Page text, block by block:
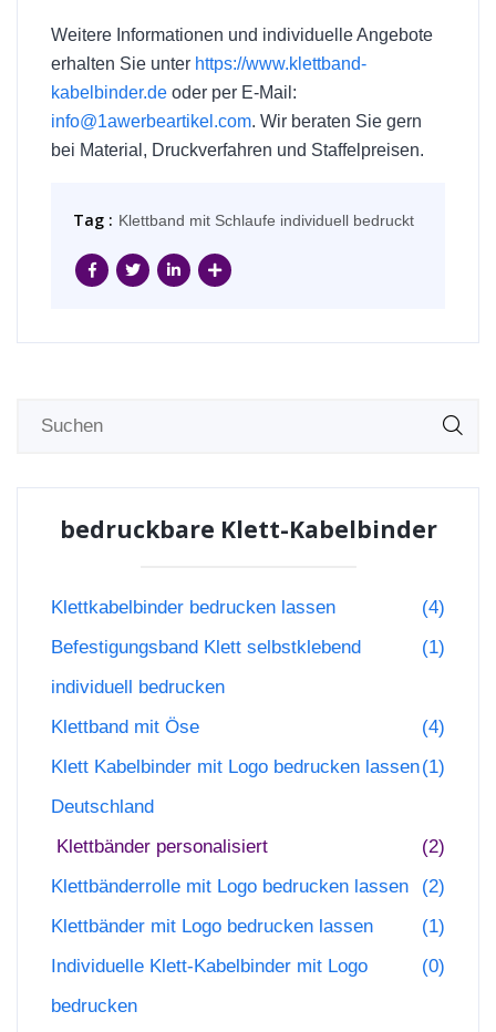
Weitere Informationen und individuelle Angebote
erhalten Sie unter https://www.klettband-
kabelbinder.de oder per E-Mail:
info@1awerbeartikel.com. Wir beraten Sie gern
bei Material, Druckverfahren und Staffelpreisen.
Tag : Klettband mit Schlaufe individuell bedruckt
bedruckbare Klett-Kabelbinder
Klettkabelbinder bedrucken lassen
(4)
Befestigungsband Klett selbstklebend
individuell bedrucken
(1)
Klettband mit Öse
(4)
Klett Kabelbinder mit Logo bedrucken lassen
Deutschland
(1)
Klettbänder personalisiert
(2)
Klettbänderrolle mit Logo bedrucken lassen
(2)
Klettbänder mit Logo bedrucken lassen
(1)
Individuelle Klett-Kabelbinder mit Logo
bedrucken
(0)